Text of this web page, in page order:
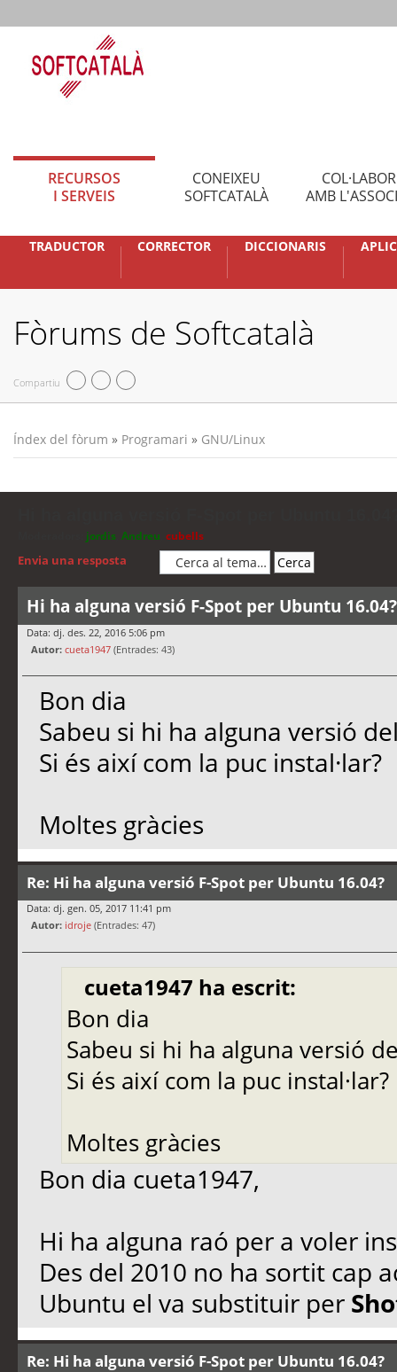
RECURSOS
I SERVEIS
CONEIXEU
SOFTCATALÀ
AMB
TRADUCTOR CORRECTOR DICCIONARIS
Fòrums de Softcatalà
Compartiu
Índex del fòrum » Programari » GNU/Linux
jordis Andreu cubells
Envia una resposta
Hi ha alguna versió F-Spot per Ubuntu 16.04?
Data: dj. des. 22, 2016 5:06 pm
Autor: cueta1947 (Entrades: 43)
Bon dia
Sabeu si hi ha alguna versió
Si és així com la puc instal·lar?
Moltes gràcies
Re: Hi ha alguna versió F-Spot per Ubuntu 16.04?
Data: dj. gen. 05, 2017 11:41 pm
Autor: idroje (Entrades: 47)
cueta1947 ha escrit:
Bon dia
Sabeu si hi ha alguna versió
Si és així com la puc instal·lar?
Moltes gràcies
Bon dia cueta1947,
Hi ha alguna raó per a voler
Des del 2010 no ha sortit cap
Ubuntu el va substituir per
Re: Hi ha alguna versió F-Spot per Ubuntu 16.04?